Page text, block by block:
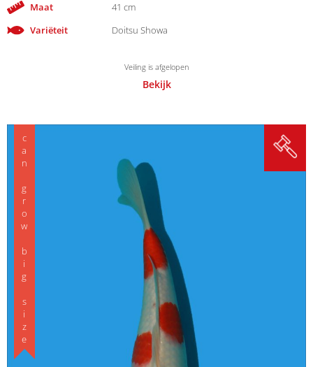
Maat
41 cm
Variëteit
Doitsu Showa
Veiling is afgelopen
Bekijk
can grow big size